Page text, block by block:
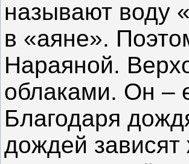
называют воду
в «аяне».
Нараяной.
облаками. Он –
Благодаря
дождей